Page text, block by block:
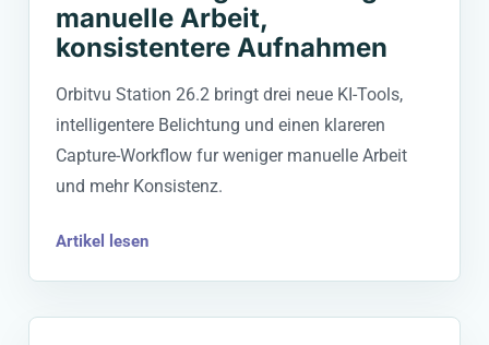
manuelle Arbeit,
konsistentere Aufnahmen
Orbitvu Station 26.2 bringt drei neue KI-Tools,
intelligentere Belichtung und einen klareren
Capture-Workflow fur weniger manuelle Arbeit
und mehr Konsistenz.
Artikel lesen